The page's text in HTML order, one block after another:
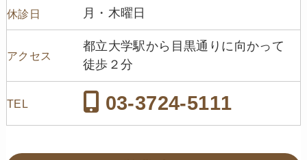
休診日 月・木曜日
アクセス
都立大学駅から目黒通りに向かって
徒歩２分
TEL 03-3724-5111